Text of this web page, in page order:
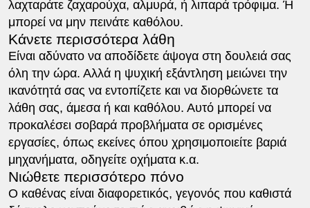
λαχταράτε ζαχαρούχα, αλμυρά, ή λιπαρά τρόφιμα. Ή
μπορεί να μην πεινάτε καθόλου.
Κάνετε περισσότερα λάθη
Είναι αδύνατο να αποδίδετε άψογα στη δουλειά σας
όλη την ώρα. Αλλά η ψυχική εξάντληση μειώνει την
ικανότητά σας να εντοπίζετε και να διορθώνετε τα
λάθη σας, άμεσα ή και καθόλου. Αυτό μπορεί να
προκαλέσει σοβαρά προβλήματα σε ορισμένες
εργασίες, όπως εκείνες όπου χρησιμοποιείτε βαριά
μηχανήματα, οδηγείτε οχήματα κ.α.
Νιώθετε περισσότερο πόνο
Ο καθένας είναι διαφορετικός, γεγονός που καθιστά